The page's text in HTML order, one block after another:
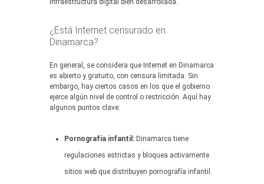
infraestructura digital bien desarrollada.
¿Está Internet censurado en
Dinamarca?
En general, se considera que Internet en Dinamarca
es abierto y gratuito, con censura limitada. Sin
embargo, hay ciertos casos en los que el gobierno
ejerce algún nivel de control o restricción. Aquí hay
algunos puntos clave:
Pornografía infantil: Dinamarca tiene
regulaciones estrictas y bloquea activamente
sitios web que distribuyen pornografía infantil.